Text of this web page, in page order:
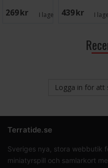
269 SEK I lager: 2
By Spill
439 SEK I
Logga in för att
Terratide.se
Sveriges nya, stora webbutik
miniatyrspill och samlarkort